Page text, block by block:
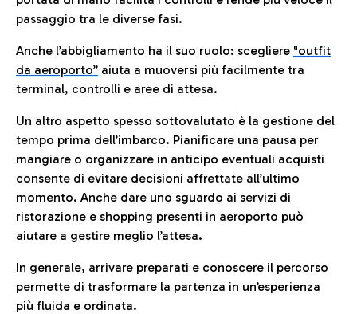
passaggio tra le diverse fasi.
Anche l’abbigliamento ha il suo ruolo: scegliere "outfit
da aeroporto” aiuta a muoversi più facilmente tra
terminal, controlli e aree di attesa.
Un altro aspetto spesso sottovalutato è la gestione del
tempo prima dell’imbarco. Pianificare una pausa per
mangiare o organizzare in anticipo eventuali acquisti
consente di evitare decisioni affrettate all’ultimo
momento. Anche dare uno sguardo ai servizi di
ristorazione e shopping presenti in aeroporto può
aiutare a gestire meglio l’attesa.
In generale, arrivare preparati e conoscere il percorso
permette di trasformare la partenza in un’esperienza
più fluida e ordinata.